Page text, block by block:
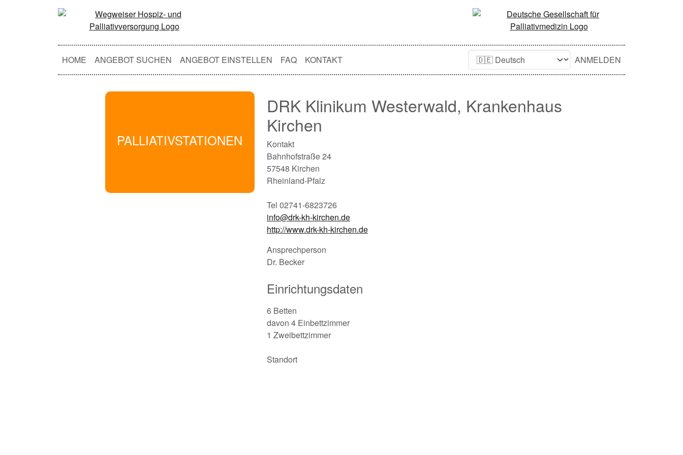
HOME ANGEBOT SUCHEN ANGEBOT EINSTELLEN FAQ KONTAKT ANMELDEN
PALLIATIVSTATIONEN
DRK Klinikum Westerwald, Krankenhaus
Kirchen
Kontakt
Bahnhofstraße 24
57548 Kirchen
Rheinland-Pfalz
Tel 02741-6823726
info@drk-kh-kirchen.de
http://www.drk-kh-kirchen.de
Ansprechperson
Dr. Becker
Einrichtungsdaten
6 Betten
davon 4 Einbettzimmer
1 Zweibettzimmer
Standort